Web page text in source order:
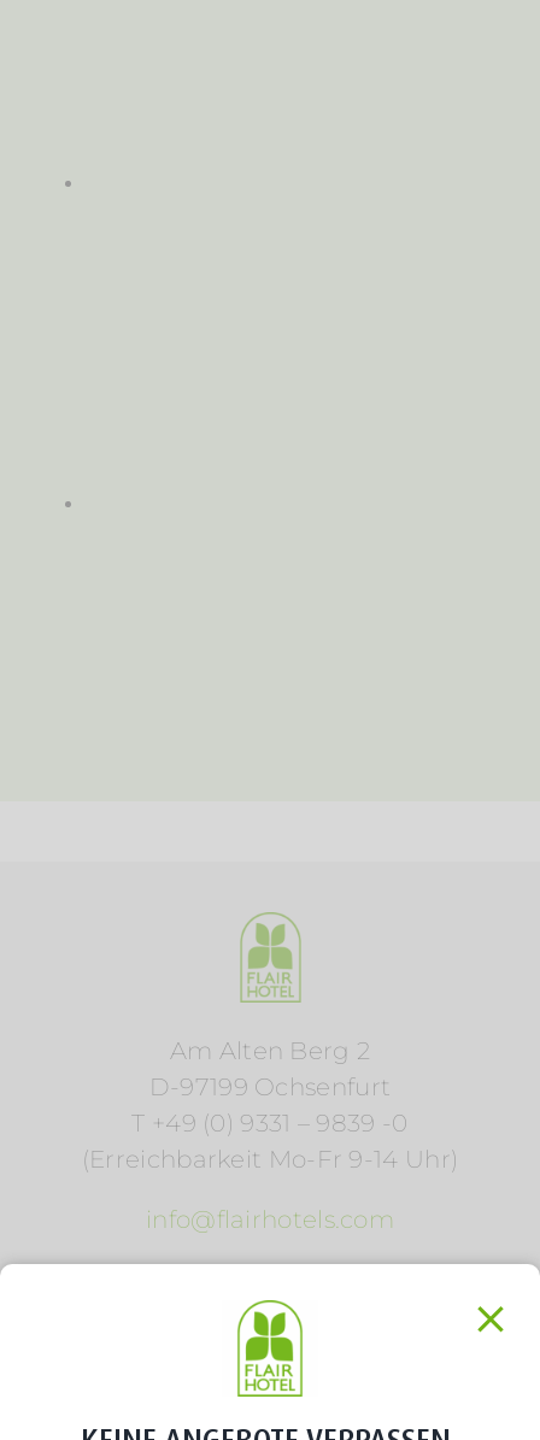
Am Alten Berg 2
D-97199 Ochsenfurt
T +49 (0) 9331 – 9839 -0
(Erreichbarkeit Mo-Fr 9-14 Uhr)
info@flairhotels.com